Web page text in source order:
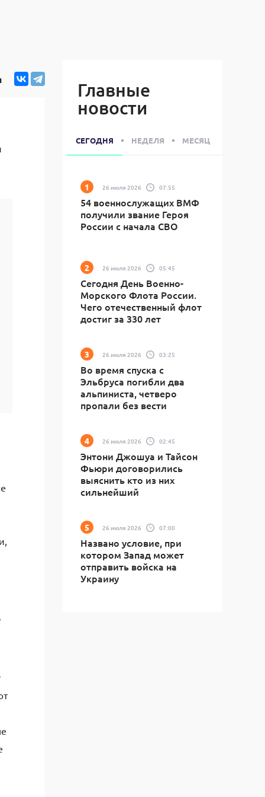
Главные
новости
СЕГОДНЯ НЕДЕЛЯ МЕСЯЦ
26 июля 2026 07:55
54 военнослужащих ВМФ
получили звание Героя
России с начала СВО
26 июля 2026 05:45
Сегодня День Военно-
Морского Флота России.
Чего отечественный флот
достиг за 330 лет
26 июля 2026 03:25
Во время спуска с
Эльбруса погибли два
альпиниста, четверо
пропали без вести
26 июля 2026 02:45
Энтони Джошуа и Тайсон
Фьюри договорились
выяснить кто из них
сильнейший
26 июля 2026 07:00
Названо условие, при
котором Запад может
отправить войска на
Украину